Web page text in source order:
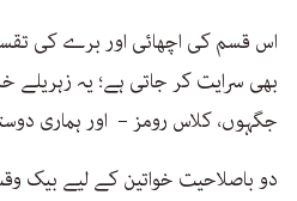
اس قسم کی اچھائی اور برے کی
بھی سرایت کر جاتی ہے؛ یہ زہریلے
جگہوں، کلاس رومز – اور ہماری
دو باصلاحیت خواتین کے لیے بیک